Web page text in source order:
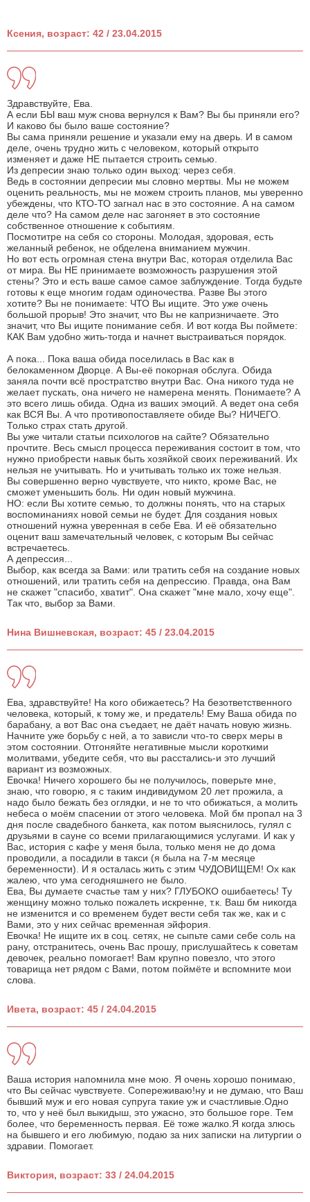
Ксения, возраст: 42 / 23.04.2015
Здравствуйте, Ева.
А если БЫ ваш муж снова вернулся к Вам? Вы бы приняли его?
И каково бы было ваше состояние?
Вы сама приняли решение и указали ему на дверь. И в самом
деле, очень трудно жить с человеком, который открыто
изменяет и даже НЕ пытается строить семью.
Из депресии знаю только один выход: через себя.
Ведь в состоянии депресии мы словно мертвы. Мы не можем
оценить реальность, мы не можем строить планов, мы уверенно
убеждены, что КТО-ТО загнал нас в это состояние. А на самом
деле что? На самом деле нас загоняет в это состояние
собственное отношение к событиям.
Посмотитре на себя со стороны. Молодая, здоровая, есть
желанный ребенок, не обделена вниманием мужчин.
Но вот есть огромная стена внутри Вас, которая отделила Вас
от мира. Вы НЕ принимаете возможность разрушения этой
стены? Это и есть ваше самое самое заблуждение. Тогда будьте
готовы к еще многим годам одиночества. Разве Вы этого
хотите? Вы не понимаете: ЧТО Вы ищите. Это уже очень
большой прорыв! Это значит, что Вы не капризничаете. Это
значит, что Вы ищите понимание себя. И вот когда Вы поймете:
КАК Вам удобно жить-тогда и начнет выстраиваться порядок.
А пока... Пока ваша обида поселилась в Вас как в
белокаменном Дворце. А Вы-её покорная обслуга. Обида
заняла почти всё простратство внутри Вас. Она никого туда не
желает пускать, она ничего не намерена менять. Понимаете? А
это всего лишь обида. Одна из ваших эмоций. А ведет она себя
как ВСЯ Вы. А что противопоставляете обиде Вы? НИЧЕГО.
Только страх стать другой.
Вы уже читали статьи психологов на сайте? Обязательно
прочтите. Весь смысл процесса переживания состоит в том, что
нужно приобрести навык быть хозяйкой своих переживаний. Их
нельзя не учитывать. Но и учитывать только их тоже нельзя.
Вы совершенно верно чувствуете, что никто, кроме Вас, не
сможет уменьшить боль. Ни один новый мужчина.
НО: если Вы хотите семью, то должны понять, что на старых
воспоминаниях новой семьи не будет. Для создания новых
отношений нужна уверенная в себе Ева. И её обязательно
оценит ваш замечательный человек, с которым Вы сейчас
встречаетесь.
А депрессия...
Выбор, как всегда за Вами: или тратить себя на создание новых
отношений, или тратить себя на депрессию. Правда, она Вам
не скажет "спасибо, хватит". Она скажет "мне мало, хочу еще".
Так что, выбор за Вами.
Нина Вишневская, возраст: 45 / 23.04.2015
Ева, здравствуйте! На кого обижаетесь? На безответственного
человека, который, к тому же, и предатель! Ему Ваша обида по
барабану, а вот Вас она съедает, не даёт начать новую жизнь.
Начните уже борьбу с ней, а то зависли что-то сверх меры в
этом состоянии. Отгоняйте негативные мысли короткими
молитвами, убедите себя, что вы расстались-и это лучший
вариант из возможных.
Евочка! Ничего хорошего бы не получилось, поверьте мне,
знаю, что говорю, я с таким индивидумом 20 лет прожила, а
надо было бежать без оглядки, и не то что обижаться, а молить
небеса о моём спасении от этого человека. Мой бм пропал на 3
дня после свадебного банкета, как потом выяснилось, гулял с
друзьями в сауне со всеми прилагающимися услугами. И как у
Вас, история с кафе у меня была, только меня не до дома
проводили, а посадили в такси (я была на 7-м месяце
беременности). И я осталась жить с этим ЧУДОВИЩЕМ! Ох как
жалею, что ума сегодняшнего не было.
Ева, Вы думаете счастье там у них? ГЛУБОКО ошибаетесь! Ту
женщину можно только пожалеть искренне, т.к. Ваш бм никогда
не изменится и со временем будет вести себя так же, как и с
Вами, это у них сейчас временная эйфория.
Евочка! Не ищите их в соц. сетях, не сыпьте сами себе соль на
рану, отстранитесь, очень Вас прошу, прислушайтесь к советам
девочек, реально помогает! Вам крупно повезло, что этого
товарища нет рядом с Вами, потом поймёте и вспомните мои
слова.
Ивета, возраст: 45 / 24.04.2015
Ваша история напомнила мне мою. Я очень хорошо понимаю,
что Вы сейчас чувствуете. Сопереживаю!ну и не думаю, что Ваш
бывший муж и его новая супруга такие уж и счастливые.Одно
то, что у неё был выкидыш, это ужасно, это большое горе. Тем
более, что беременность первая. Её тоже жалко.Я когда злюсь
на бывшего и его любимую, подаю за них записки на литургии о
здравии. Помогает.
Виктория, возраст: 33 / 24.04.2015